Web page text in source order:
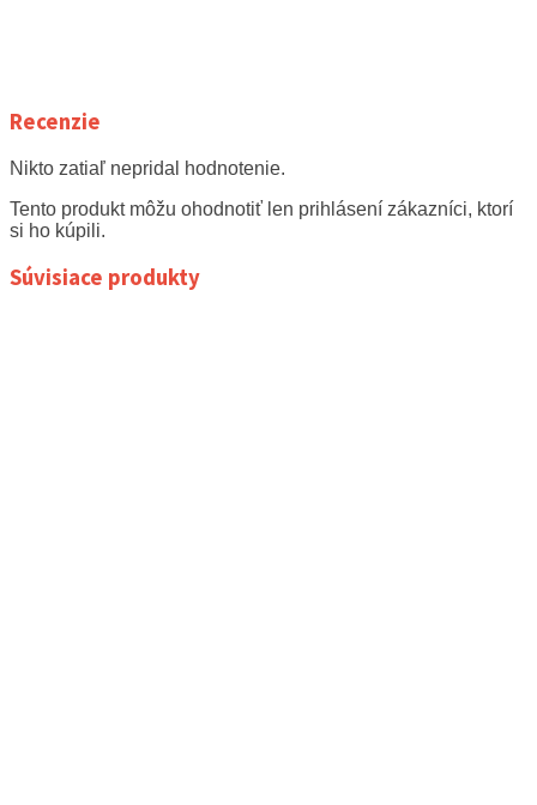
Recenzie
Nikto zatiaľ nepridal hodnotenie.
Tento produkt môžu ohodnotiť len prihlásení zákazníci, ktorí
si ho kúpili.
Súvisiace produkty